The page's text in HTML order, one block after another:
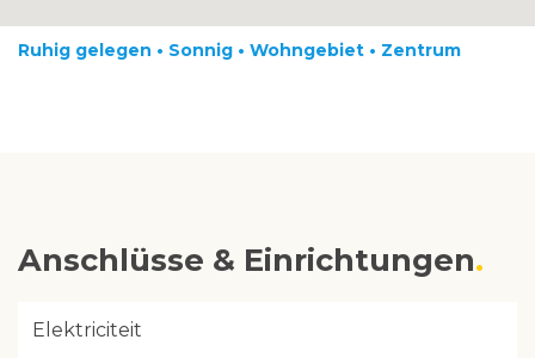
Ruhig gelegen • Sonnig • Wohngebiet • Zentrum
Anschlüsse & Einrichtungen
Elektriciteit